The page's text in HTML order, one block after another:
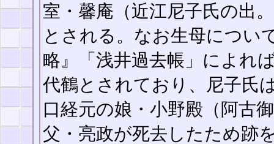
室・馨庵（近江尼子氏の出
とされる。なお生母につい
略』「浅井過去帳」によれ
代鶴とされており、尼子氏
口経元の娘・小野殿（阿古
父・亮政が死去したため跡